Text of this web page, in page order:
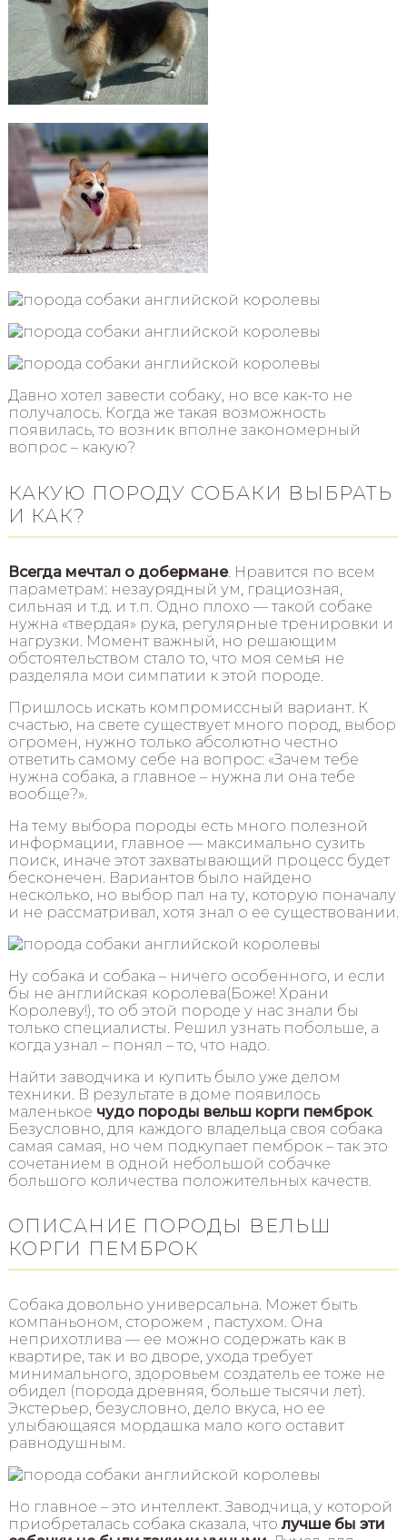
Давно хотел завести собаку, но все как-то не
получалось. Когда же такая возможность
появилась, то возник вполне закономерный
вопрос – какую?
КАКУЮ ПОРОДУ СОБАКИ ВЫБРАТЬ
И КАК?
Всегда мечтал о добермане. Нравится по всем
параметрам: незаурядный ум, грациозная,
сильная и т.д. и т.п. Одно плохо — такой собаке
нужна «твердая» рука, регулярные тренировки и
нагрузки. Момент важный, но решающим
обстоятельством стало то, что моя семья не
разделяла мои симпатии к этой породе.
Пришлось искать компромиссный вариант. К
счастью, на свете существует много пород, выбор
огромен, нужно только абсолютно честно
ответить самому себе на вопрос: «Зачем тебе
нужна собака, а главное – нужна ли она тебе
вообще?».
На тему выбора породы есть много полезной
информации, главное — максимально сузить
поиск, иначе этот захватывающий процесс будет
бесконечен. Вариантов было найдено
несколько, но выбор пал на ту, которую поначалу
и не рассматривал, хотя знал о ее существовании.
Ну собака и собака – ничего особенного, и если
бы не английская королева(Боже! Храни
Королеву!), то об этой породе у нас знали бы
только специалисты. Решил узнать побольше, а
когда узнал – понял – то, что надо.
Найти заводчика и купить было уже делом
техники. В результате в доме появилось
маленькое чудо породы вельш корги пемброк.
Безусловно, для каждого владельца своя собака
самая самая, но чем подкупает пемброк – так это
сочетанием в одной небольшой собачке
большого количества положительных качеств.
ОПИСАНИЕ ПОРОДЫ ВЕЛЬШ
КОРГИ ПЕМБРОК
Собака довольно универсальна. Может быть
компаньоном, сторожем , пастухом. Она
неприхотлива — ее можно содержать как в
квартире, так и во дворе, ухода требует
минимального, здоровьем создатель ее тоже не
обидел (порода древняя, больше тысячи лет).
Экстерьер, безусловно, дело вкуса, но ее
улыбающаяся мордашка мало кого оставит
равнодушным.
Но главное – это интеллект. Заводчица, у которой
приобреталась собака сказала, что лучше бы эти